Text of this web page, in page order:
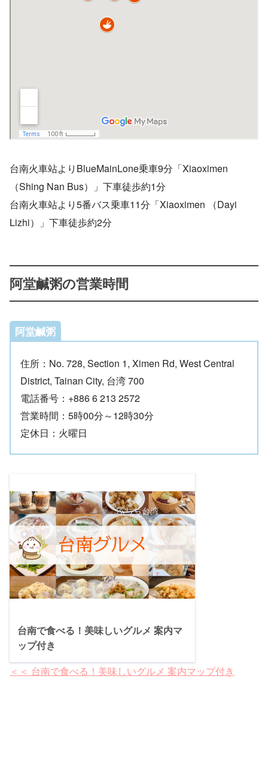
台南火車站よりBlueMainLone乗車9分「Xiaoximen
（Shing Nan Bus）」下車徒歩約1分
台南火車站より5番バス乗車11分「Xiaoximen （Dayi
Lizhi）」下車徒歩約2分
阿堂鹹粥の営業時間
阿堂鹹粥
住所：No. 728, Section 1, Ximen Rd, West Central
District, Tainan City, 台湾 700
電話番号：+886 6 213 2572
営業時間：5時00分～12時30分
定休日：火曜日
台南で食べる！美味しいグルメ 案内マ
ップ付き
＜＜ 台南で食べる！美味しいグルメ 案内マップ付き